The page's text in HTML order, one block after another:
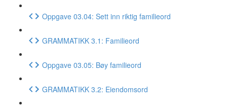
Oppgave 03.04: Sett inn riktig familieord
GRAMMATIKK 3.1: Familieord
Oppgave 03.05: Bøy familieord
GRAMMATIKK 3.2: Eiendomsord